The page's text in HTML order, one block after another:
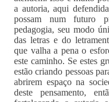
a autoria, aqui
possam num futuro
pedagogia, seu modo
das letras e do
que valha a pena o
este caminho. Se estes
estão criando pessoas
abrirem espaço na
deste pensamento,